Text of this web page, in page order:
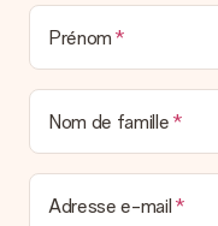
Prénom
Nom de famille
Adresse e-mail